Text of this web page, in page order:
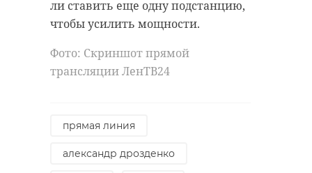
ли ставить еще одну подстанцию,
чтобы усилить мощности.
Фото: Скриншот прямой
трансляции ЛенТВ24
прямая линия
александр дрозденко
Сергей PLC, Сергей Приказчиков
Яна Кошкина.
VK Видео Живые голоса